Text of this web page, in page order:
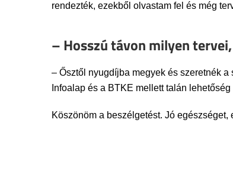
rendezték, ezekből olvastam fel és még
– Hosszú távon milyen
– Ősztől nyugdíjba megyek és szeretnék
Infoalap és a BTKE mellett talán
Köszönöm a beszélgetést. Jó